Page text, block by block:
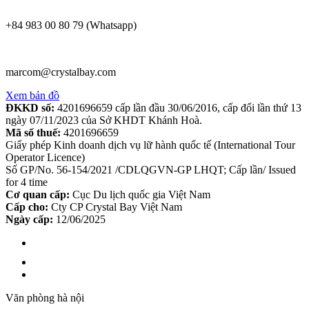
+84 983 00 80 79 (Whatsapp)
marcom@crystalbay.com
Xem bản đồ
ĐKKD số: 4201696659 cấp lần đầu 30/06/2016, cấp đổi lần thứ 13
ngày 07/11/2023 của Sở KHDT Khánh Hoà.
Mã số thuế: 4201696659
Giấy phép Kinh doanh dịch vụ lữ hành quốc tế (International Tour
Operator Licence)
Số GP/No. 56-154/2021 /CDLQGVN-GP LHQT; Cấp lần/ Issued
for 4 time
Cơ quan cấp: Cục Du lịch quốc gia Việt Nam
Cấp cho: Cty CP Crystal Bay Việt Nam
Ngày cấp: 12/06/2025
Văn phòng hà nội